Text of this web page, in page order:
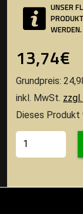
UNSER
WERDEN.
13,74€
Grundpreis:
inkl. MwSt.
Dieses